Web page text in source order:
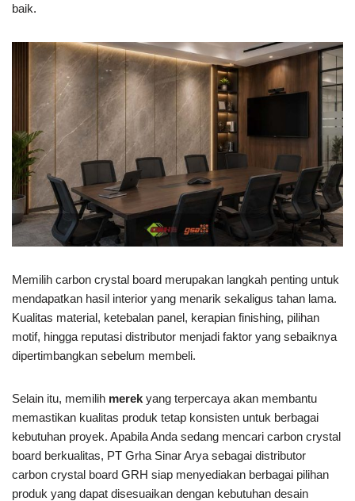
baik.
Memilih carbon crystal board merupakan langkah penting untuk
mendapatkan hasil interior yang menarik sekaligus tahan lama.
Kualitas material, ketebalan panel, kerapian finishing, pilihan
motif, hingga reputasi distributor menjadi faktor yang sebaiknya
dipertimbangkan sebelum membeli.
Selain itu, memilih merek yang terpercaya akan membantu
memastikan kualitas produk tetap konsisten untuk berbagai
kebutuhan proyek. Apabila Anda sedang mencari carbon crystal
board berkualitas, PT Grha Sinar Arya sebagai distributor
carbon crystal board GRH siap menyediakan berbagai pilihan
produk yang dapat disesuaikan dengan kebutuhan desain